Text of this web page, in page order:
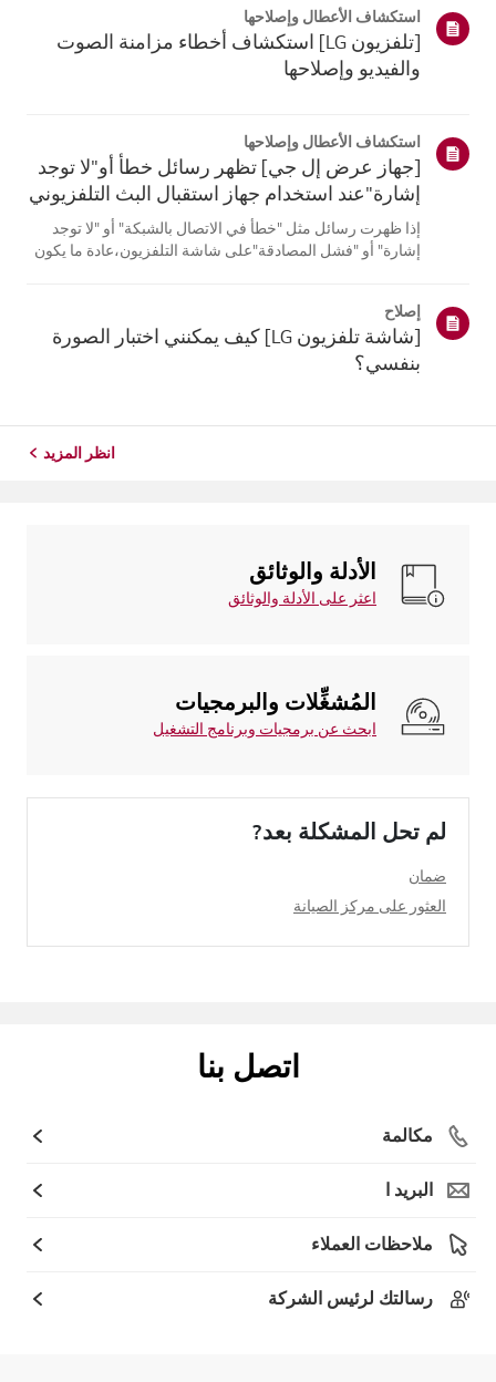
تعطيل ميزة الق...
استكشاف الأعطال وإصلاحها
[تلفزيون LG] استكشاف أخطاء مزامنة الصوت
والفيديو وإصلاحها
استكشاف الأعطال وإصلاحها
[جهاز عرض إل جي] تظهر رسائل خطأ أو"لا توجد
إشارة"عند استخدام جهاز استقبال البث التلفزيوني
إذا ظهرت رسائل مثل "خطأ في الاتصال بالشبكة" أو "لا توجد
إشارة" أو "فشل المصادقة"على شاشة التلفزيون،عادة ما يكون
جهاز الاستقبال. إذ...
إصلاح
[شاشة تلفزيون LG] كيف يمكنني اختبار الصورة
بنفسي؟
انظر المزيد
الأدلة والوثائق
اعثر على الأدلة والوثائق
المُشغِّلات والبرمجيات
ابحث عن برمجيات وبرنامج التشغيل
لم تحل المشكلة بعد?
ضمان
العثور على مركز الصيانة
اتصل بنا
مكالمة
البريد ا
ملاحظات العملاء
رسالتك لرئيس الشركة